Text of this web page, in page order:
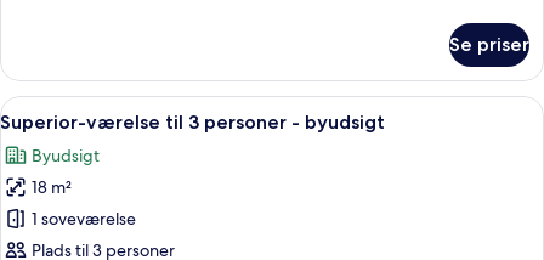
suite
byudsigt
Se priser
Indlæs
alle
billeder
af
Superior-
værelse
Et hotelværelse med to senge, et
7
Superior-værelse til 3 personer - byudsigt
Byudsigt
18 m²
1 soveværelse
Plads til 3 personer